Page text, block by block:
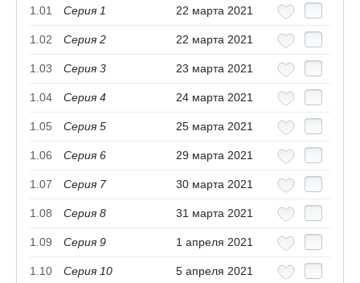
1.01 Серия 1 22 марта 2021
1.02 Серия 2 22 марта 2021
1.03 Серия 3 23 марта 2021
1.04 Серия 4 24 марта 2021
1.05 Серия 5 25 марта 2021
1.06 Серия 6 29 марта 2021
1.07 Серия 7 30 марта 2021
1.08 Серия 8 31 марта 2021
1.09 Серия 9 1 апреля 2021
1.10 Серия 10 5 апреля 2021